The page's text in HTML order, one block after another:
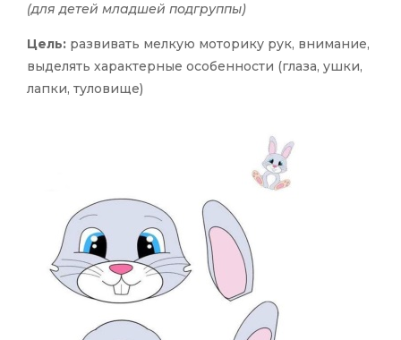
(для детей младшей подгруппы)
Цель: развивать мелкую моторику рук, внимание,
выделять характерные особенности (глаза, ушки,
лапки, туловище)